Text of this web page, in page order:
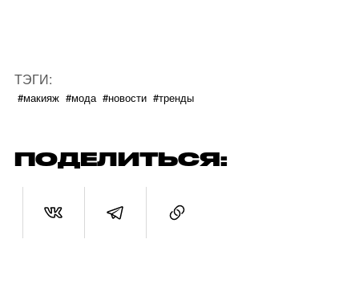
ТЭГИ:
#макияж #мода #новости #тренды
ПОДЕЛИТЬСЯ: